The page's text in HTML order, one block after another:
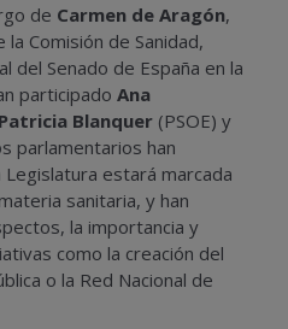
de Carmen de Aragón,
Comisión de Sanidad,
del Senado de España en la
participado Ana
Patricia Blanquer (PSOE) y
parlamentarios han
estará marcada
sanitaria, y han
la importancia y
como la creación del
o la Red Nacional de